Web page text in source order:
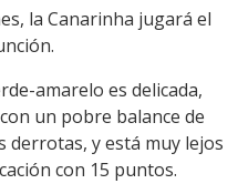
la Canarinha jugará el
amarelo es delicada,
un pobre balance de
derrotas, y está muy lejos
con 15 puntos.